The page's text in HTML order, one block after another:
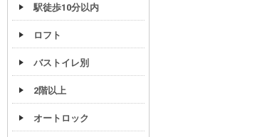
駅徒歩10分以内
ロフト
バストイレ別
2階以上
オートロック